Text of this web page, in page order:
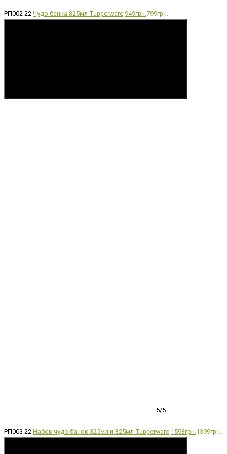
РП002-22 Чудо-банка 825мл Tupperware 949грн. 799грн.
5/5
РП003-22 Набор чудо-банок 325мл и 825мл Tupperware 1598грн. 1399грн.